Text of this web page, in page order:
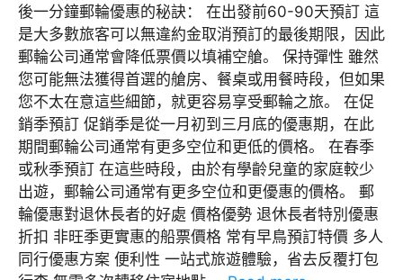
後一分鐘郵輪優惠的秘訣： 在出發前60-90天預訂 這
是大多數旅客可以無違約金取消預訂的最後期限，因此
郵輪公司通常會降低票價以填補空艙。 保持彈性 雖然
您可能無法獲得首選的艙房、餐桌或用餐時段，但如果
您不太在意這些細節，就更容易享受郵輪之旅。 在促
銷季預訂 促銷季是從一月初到三月底的優惠期，在此
期間郵輪公司通常有更多空位和更低的價格。 在春季
或秋季預訂 在這些時段，由於有學齡兒童的家庭較少
出遊，郵輪公司通常有更多空位和更優惠的價格。 郵
輪優惠對退休長者的好處 價格優勢 退休長者特別優惠
折扣 非旺季更實惠的船票價格 常有早鳥預訂特價 多人
同行優惠方案 便利性 一站式旅遊體驗，省去反覆打包